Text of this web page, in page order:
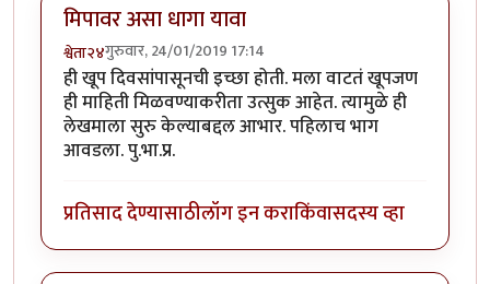
मिपावर असा धागा यावा
श्वेता२४गुरुवार, 24/01/2019 17:14
ही खूप दिवसांपासूनची इच्छा होती. मला वाटतं खूपजण
ही माहिती मिळवण्याकरीता उत्सुक आहेत. त्यामुळे ही
लेखमाला सुरु केल्याबद्दल आभार. पहिलाच भाग
आवडला. पु.भा.प्र.
प्रतिसाद देण्यासाठीलॉग इन कराकिंवासदस्य व्हा